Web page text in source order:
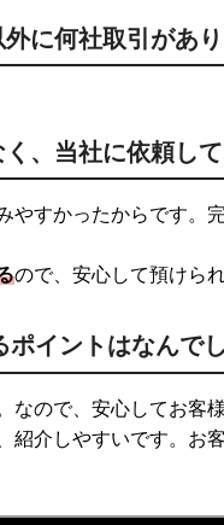
に何社取引があ
、当社に依頼し
やすかったからです。
ので、安心して預けら
ポイントはなんで
なので、安心してお客
紹介しやすいです。お